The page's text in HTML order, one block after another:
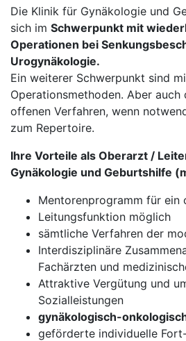
Die Klinik für Gynäkologie und
sich im Schwerpunkt mit
Operationen bei
Urogynäkologie.
Ein weiterer Schwerpunkt sind
Operationsmethoden. Aber auch
offenen Verfahren, wenn
zum Repertoire.
Ihre Vorteile als Oberarzt /
Gynäkologie und Geburtshilfe
Mentorenprogramm für ein
Leitungsfunktion möglich
sämtliche Verfahren der
Interdisziplinäre
Fachärzten und
Attraktive Vergütung und
Sozialleistungen
gynäkologisch-
geförderte individuelle